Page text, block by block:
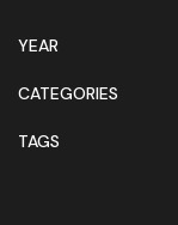
YEAR
CATEGORIES
TAGS